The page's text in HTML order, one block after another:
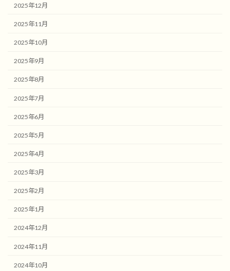
2025年12月
2025年11月
2025年10月
2025年9月
2025年8月
2025年7月
2025年6月
2025年5月
2025年4月
2025年3月
2025年2月
2025年1月
2024年12月
2024年11月
2024年10月